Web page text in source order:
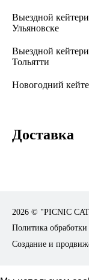
Выездной
Ульяновске
Выездной
Тольятти
Новогодний
Доставка
2026 © "PICNIC
Политика
Создание и